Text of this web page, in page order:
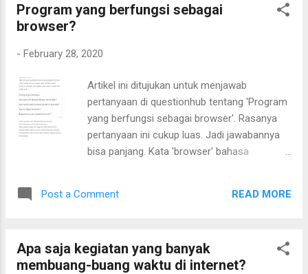
Program yang berfungsi sebagai
browser?
- February 28, 2020
Artikel ini ditujukan untuk menjawab
pertanyaan di questionhub tentang 'Program
yang berfungsi sebagai browser'. Rasanya
pertanyaan ini cukup luas. Jadi jawabannya
bisa panjang. Kata 'browser' bahasa
perangkat lunak komputer untuk mencari
Post a Comment READ MORE
Apa saja kegiatan yang banyak
membuang-buang waktu di internet?